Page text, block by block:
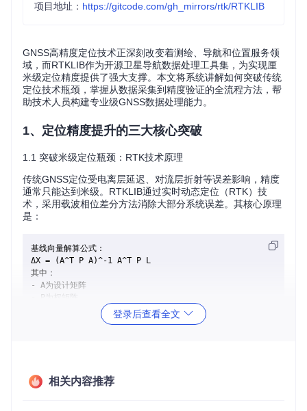
项目地址： https://gitcode.com/gh_mirrors/rtk/RTKLIB
GNSS高精度定位技术正深刻改变着测绘、导航和位置服务领
域，而RTKLIB作为开源卫星导航数据处理工具集，为实现厘
米级定位精度提供了强大支撑。本文将系统讲解如何突破传统
定位技术瓶颈，掌握从数据采集到精度验证的全流程方法，帮
助技术人员构建专业级GNSS数据处理能力。
1、定位精度提升的三大核心突破
1.1 突破米级定位瓶颈：RTK技术原理
传统GNSS定位受电离层延迟、对流层折射等误差影响，精度
通常只能达到米级。RTKLIB通过实时动态定位（RTK）技
术，采用载波相位差分方法消除大部分系统误差。其核心原理
是：
基线向量解算公式：
ΔX = (A^T P A)^-1 A^T P L
其中：
- A为设计矩阵
- P为权矩阵
1.2 无基准站定位方案：PPP技术架构
登录后查看全文
相关内容推荐